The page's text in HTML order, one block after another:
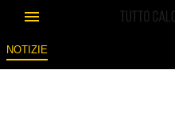
NOTIZIE